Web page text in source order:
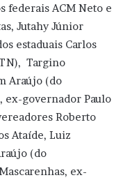
federais ACM Neto e
Jutahy Júnior
estaduais Carlos
Targino
Araújo (do
ex-governador Paulo
Roberto
Ataíde, Luiz
(do
ex-